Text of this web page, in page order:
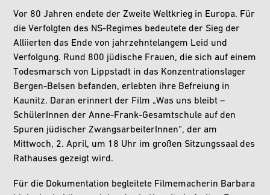
Vor 80 Jahren endete der Zweite Weltkrieg in Europa. Für
die Verfolgten des NS-Regimes bedeutete der Sieg der
Alliierten das Ende von jahrzehntelangem Leid und
Verfolgung. Rund 800 jüdische Frauen, die sich auf einem
Todesmarsch von Lippstadt in das Konzentrationslager
Bergen-Belsen befanden, erlebten ihre Befreiung in
Kaunitz. Daran erinnert der Film „Was uns bleibt –
SchülerInnen der Anne-Frank-Gesamtschule auf den
Spuren jüdischer ZwangsarbeiterInnen“, der am
Mittwoch, 2. April, um 18 Uhr im großen Sitzungssaal des
Rathauses gezeigt wird.
Für die Dokumentation begleitete Filmemacherin Barbara